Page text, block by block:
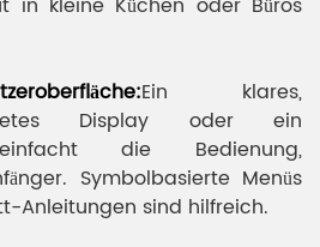
Ein klares,
Display oder ein
die Bedienung,
Symbolbasierte Menüs
Anleitungen sind hilfreich.